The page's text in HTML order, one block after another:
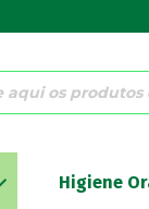
Higiene